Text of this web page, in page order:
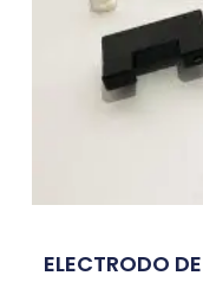
ELECTRODO